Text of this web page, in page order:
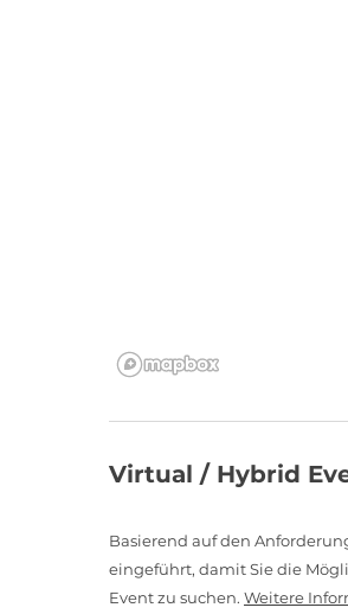
Virtual / Hybrid
Basierend auf den
eingeführt, damit Sie die
Event zu suchen. Weitere